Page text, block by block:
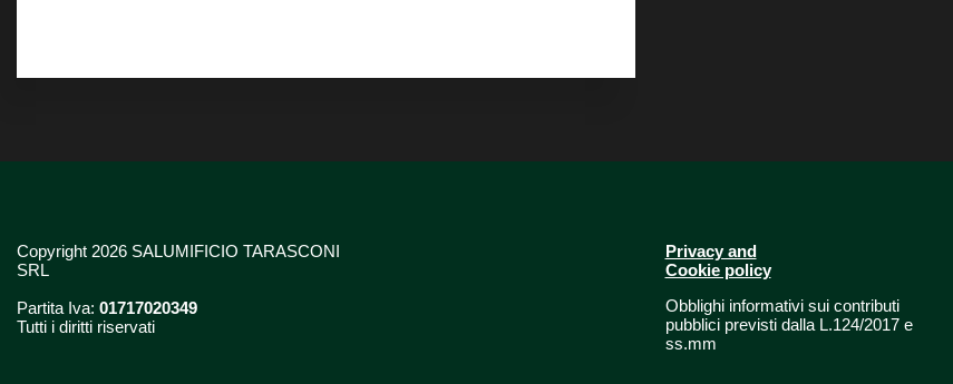
Copyright 2026 SALUMIFICIO TARASCONI
SRL
Partita Iva: 01717020349
Tutti i diritti riservati
Privacy and
Cookie policy
Obblighi informativi sui contributi
pubblici previsti dalla L.124/2017 e
ss.mm